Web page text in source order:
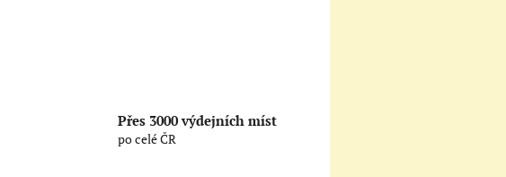
Přes 3000 výdejních míst
po celé ČR